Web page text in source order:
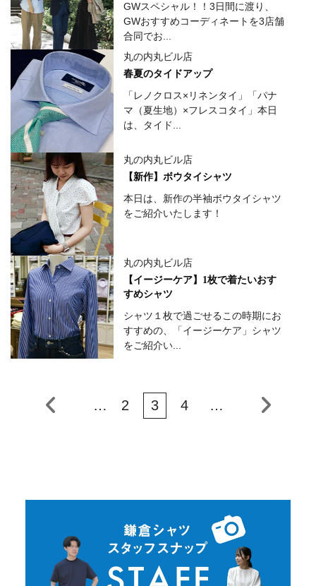
GWスペシャル！！3日間に渡り、
GWおすすめコーディネートを3店舗
合同でお...
丸の内丸ビル店
春夏のタイドアップ
「レノクロス×リネンタイ」「パナ
マ（夏生地）×フレスコタイ」本日
は、タイド...
丸の内丸ビル店
【新作】ボウタイシャツ
本日は、新作の半袖ボウタイシャツ
をご紹介いたします！
丸の内丸ビル店
【イージーケア】1枚で着たいおす
すめシャツ
シャツ１枚で過ごせるこの時期にお
すすめの、「イージーケア」シャツ
をご紹介い...
… 2 3 4 …